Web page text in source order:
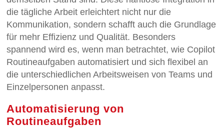
die tägliche Arbeit erleichtert nicht nur die
Kommunikation, sondern schafft auch die Grundlage
für mehr Effizienz und Qualität. Besonders
spannend wird es, wenn man betrachtet, wie Copilot
Routineaufgaben automatisiert und sich flexibel an
die unterschiedlichen Arbeitsweisen von Teams und
Einzelpersonen anpasst.
Automatisierung von
Routineaufgaben